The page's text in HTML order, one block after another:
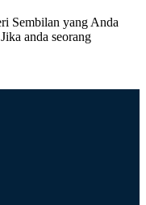
Sembilan yang Anda
anda seorang